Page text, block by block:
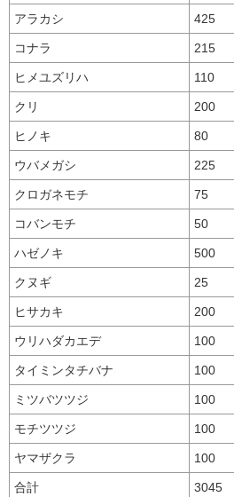
アラカシ 425
コナラ 215
ヒメユズリハ 110
クリ 200
ヒノキ 80
ウバメガシ 225
クロガネモチ 75
コバンモチ 50
ハゼノキ 500
クヌギ 25
ヒサカキ 200
ウリハダカエデ 100
タイミンタチバナ 100
ミツバツツジ 100
モチツツジ 100
ヤマザクラ 100
合計 3045